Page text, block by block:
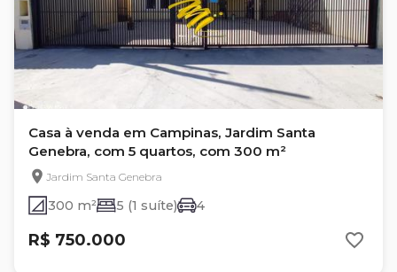
Casa à venda em Campinas, Jardim Santa
Genebra, com 5 quartos, com 300 m²
Jardim Santa Genebra
300 m² 5 (1 suíte) 4
R$ 750.000